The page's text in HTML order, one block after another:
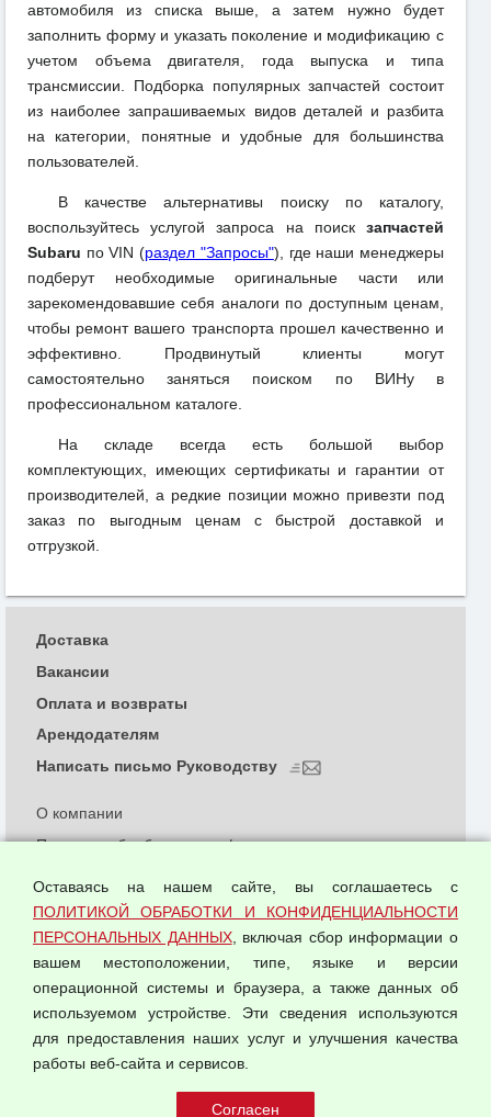
автомобиля из списка выше, а затем нужно будет
заполнить форму и указать поколение и модификацию с
учетом объема двигателя, года выпуска и типа
трансмиссии. Подборка популярных запчастей состоит
из наиболее запрашиваемых видов деталей и разбита
на категории, понятные и удобные для большинства
пользователей.
В качестве альтернативы поиску по каталогу,
воспользуйтесь услугой запроса на поиск запчастей
Subaru по VIN (раздел "Запросы"), где наши менеджеры
подберут необходимые оригинальные части или
зарекомендовавшие себя аналоги по доступным ценам,
чтобы ремонт вашего транспорта прошел качественно и
эффективно. Продвинутый клиенты могут
самостоятельно заняться поиском по ВИНу в
профессиональном каталоге.
На складе всегда есть большой выбор
комплектующих, имеющих сертификаты и гарантии от
производителей, а редкие позиции можно привезти под
заказ по выгодным ценам с быстрой доставкой и
отгрузкой.
© 2026 ООО "Феникс"
О компании
Политика обработки и конфиденциальности
Согласием на обработку персональных данных
Оферта оптовой купли-продажи
Публичная оферта
Доставка
Вакансии
Оплата и возвраты
Арендодателям
Написать письмо Руководству
Оставаясь на нашем сайте, вы соглашаетесь с
ПОЛИТИКОЙ ОБРАБОТКИ И КОНФИДЕНЦИАЛЬНОСТИ
ПЕРСОНАЛЬНЫХ ДАННЫХ, включая сбор информации о
вашем местоположении, типе, языке и версии
операционной системы и браузера, а также данных об
используемом устройстве. Эти сведения используются
для предоставления наших услуг и улучшения качества
работы веб-сайта и сервисов.